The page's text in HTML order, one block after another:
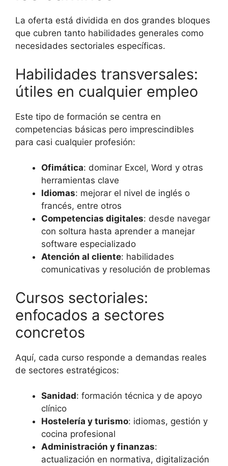
La oferta está dividida en dos grandes bloques
que cubren tanto habilidades generales como
necesidades sectoriales específicas.
Habilidades transversales:
útiles en cualquier empleo
Este tipo de formación se centra en
competencias básicas pero imprescindibles
para casi cualquier profesión:
Ofimática: dominar Excel, Word y otras
herramientas clave
Idiomas: mejorar el nivel de inglés o
francés, entre otros
Competencias digitales: desde navegar
con soltura hasta aprender a manejar
software especializado
Atención al cliente: habilidades
comunicativas y resolución de problemas
Cursos sectoriales:
enfocados a sectores
concretos
Aquí, cada curso responde a demandas reales
de sectores estratégicos:
Sanidad: formación técnica y de apoyo
clínico
Hostelería y turismo: idiomas, gestión y
cocina profesional
Administración y finanzas:
actualización en normativa, digitalización